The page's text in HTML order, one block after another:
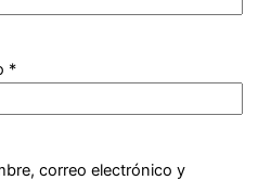
*
correo electrónico y